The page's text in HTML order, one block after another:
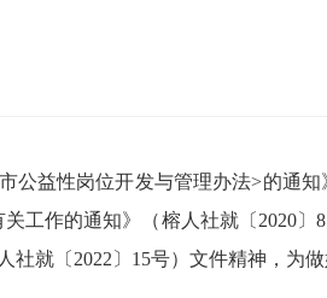
性岗位开发与管理办法>的通知
工作的通知》（榕人社就〔2020
就〔2022〕15号）文件精神，为